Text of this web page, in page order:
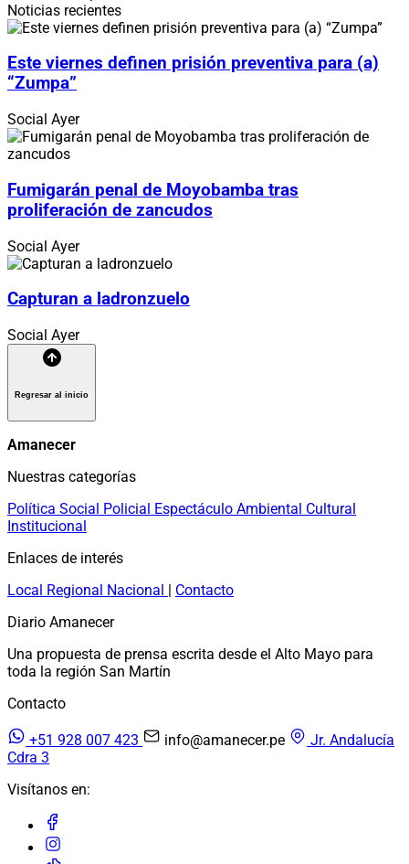
Noticias recientes
Este viernes definen prisión preventiva para (a)
“Zumpa”
Social Ayer
Fumigarán penal de Moyobamba tras
proliferación de zancudos
Social Ayer
Capturan a ladronzuelo
Social Ayer
Regresar al inicio
Amanecer
Nuestras categorías
Política Social Policial Espectáculo Ambiental Cultural
Institucional
Enlaces de interés
Local Regional Nacional | Contacto
Diario Amanecer
Una propuesta de prensa escrita desde el Alto Mayo para
toda la región San Martín
Contacto
+51 928 007 423 info@amanecer.pe
Jr. Andalucía
Cdra 3
Visítanos en: